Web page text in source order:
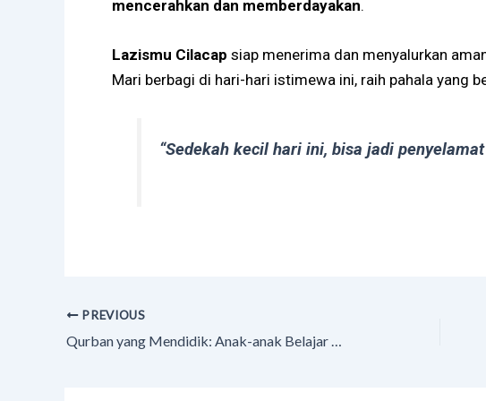
mencerahkan dan memberdayakan.
Lazismu Cilacap siap menerima dan menyalurkan
Mari berbagi di hari-hari istimewa ini, raih pahala yang
“Sedekah kecil hari ini, bisa jadi
PREVIOUS
Qurban yang Mendidik: Anak-anak Belajar Nilai Kepedulian dari Orang Tuanya